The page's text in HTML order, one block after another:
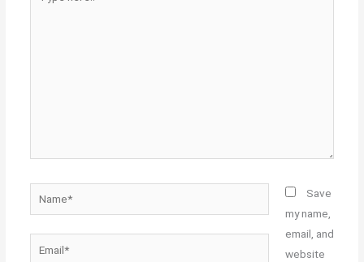
here..
Save
my name,
email, and
website